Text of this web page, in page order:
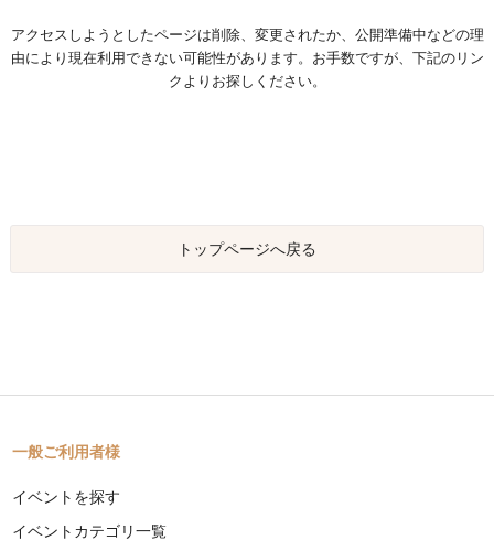
アクセスしようとしたページは削除、変更されたか、公開準備中などの理
由により現在利用できない可能性があります。お手数ですが、下記のリン
クよりお探しください。
トップページへ戻る
一般ご利用者様
イベントを探す
イベントカテゴリ一覧